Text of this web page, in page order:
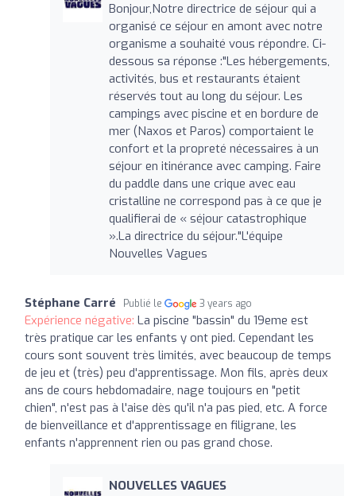
Bonjour,Notre directrice de séjour qui a
organisé ce séjour en amont avec notre
organisme a souhaité vous répondre. Ci-
dessous sa réponse :"Les hébergements,
activités, bus et restaurants étaient
réservés tout au long du séjour. Les
campings avec piscine et en bordure de
mer (Naxos et Paros) comportaient le
confort et la propreté nécessaires à un
séjour en itinérance avec camping. Faire
du paddle dans une crique avec eau
cristalline ne correspond pas à ce que je
qualifierai de « séjour catastrophique
».La directrice du séjour."L'équipe
Nouvelles Vagues
Stéphane Carré Publié le 3 years ago
Expérience négative: La piscine "bassin" du 19eme est
très pratique car les enfants y ont pied. Cependant les
cours sont souvent très limités, avec beaucoup de temps
de jeu et (très) peu d'apprentissage. Mon fils, après deux
ans de cours hebdomadaire, nage toujours en "petit
chien", n'est pas à l'aise dès qu'il n'a pas pied, etc. A force
de bienveillance et d'apprentissage en filigrane, les
enfants n'apprennent rien ou pas grand chose.
NOUVELLES VAGUES